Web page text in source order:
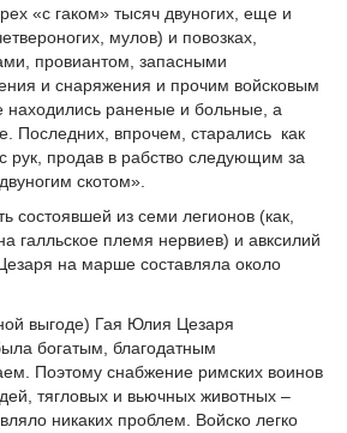
«с гаком» тысяч двуногих, еще и
мулов) и повозках,
провиантом, запасными
и снаряжения и прочим войсковым
находились раненые и больные, а
Последних, впрочем, старались как
рук, продав в рабство следующим за
скотом».
состоявшей из семи легионов (как,
галльское племя нервиев) и авксилий
на марше составляла около
выгоде) Гая Юлия Цезаря
богатым, благодатным
Поэтому снабжение римских воинов
тягловых и вьючных животных –
никаких проблем. Войско легко